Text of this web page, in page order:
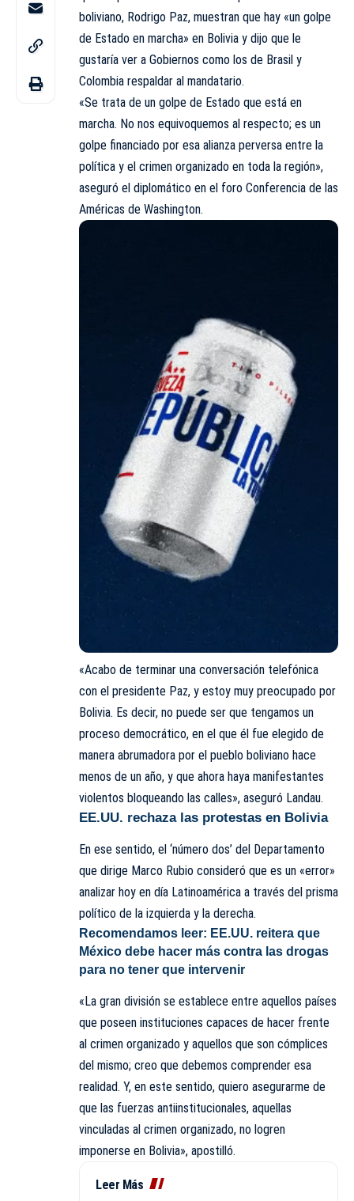
boliviano, Rodrigo Paz, muestran que hay «un golpe
de Estado en marcha» en Bolivia y dijo que le
gustaría ver a Gobiernos como los de Brasil y
Colombia respaldar al mandatario.
«Se trata de un golpe de Estado que está en
marcha. No nos equivoquemos al respecto; es un
golpe financiado por esa alianza perversa entre la
política y el crimen organizado en toda la región»,
aseguró el diplomático en el foro Conferencia de las
Américas de Washington.
«Acabo de terminar una conversación telefónica
con el presidente Paz, y estoy muy preocupado por
Bolivia. Es decir, no puede ser que tengamos un
proceso democrático, en el que él fue elegido de
manera abrumadora por el pueblo boliviano hace
menos de un año, y que ahora haya manifestantes
violentos bloqueando las calles», aseguró Landau.
EE.UU. rechaza las protestas en Bolivia
En ese sentido, el ‘número dos’ del Departamento
que dirige Marco Rubio consideró que es un «error»
analizar hoy en día Latinoamérica a través del prisma
político de la izquierda y la derecha.
Recomendamos leer: EE.UU. reitera que
México debe hacer más contra las drogas
para no tener que intervenir
«La gran división se establece entre aquellos países
que poseen instituciones capaces de hacer frente
al crimen organizado y aquellos que son cómplices
del mismo; creo que debemos comprender esa
realidad. Y, en este sentido, quiero asegurarme de
que las fuerzas antiinstitucionales, aquellas
vinculadas al crimen organizado, no logren
imponerse en Bolivia», apostilló.
Leer Más